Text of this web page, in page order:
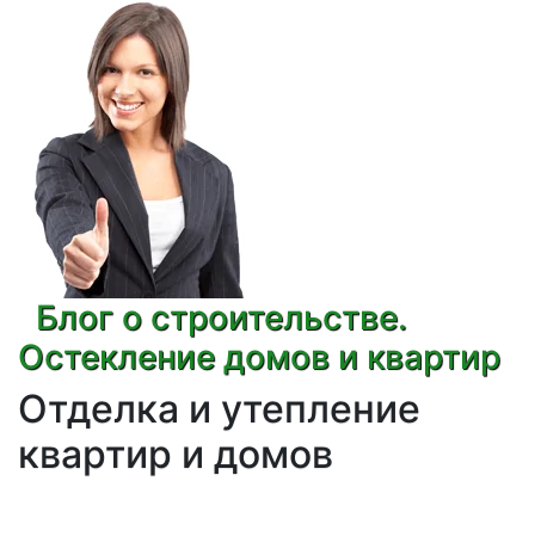
Блог о строительстве.
Остекление домов и квартир
Отделка и утепление
квартир и домов